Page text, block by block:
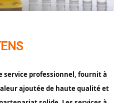
service professionnel, fournit à
ajoutée de haute qualité et